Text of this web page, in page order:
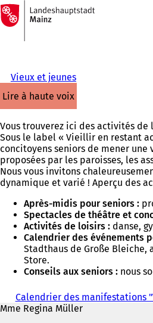
Accéder au contenu
Vers
la
page
d'accueil
Vieux et jeunes
lire à haute voix
Vous trouverez ici des activités
Sous le label « Vieillir en restant
concitoyens seniors de mener
proposées par les paroisses, les
Nous vous invitons
dynamique et varié ! Aperçu des
Après-midis pour seniors :
Spectacles de théâtre et
Activités de loisirs : danse,
Calendrier des événements
Stadthaus de Große
Store.
Conseils aux seniors : nous
Calendrier des manifestations
Mme Regina Müller